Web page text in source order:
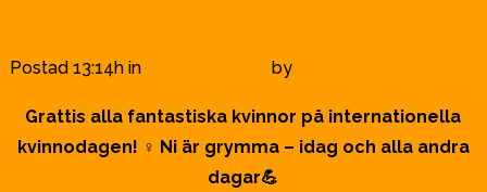
Postad 13:14hin by
Grattis alla fantastiska kvinnor på internationella
kvinnodagen! ♀️ Ni är grymma – idag och alla andra
dagar💪